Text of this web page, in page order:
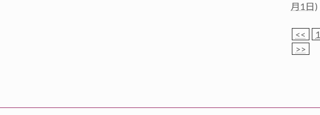
月1日)
<< 1
>>